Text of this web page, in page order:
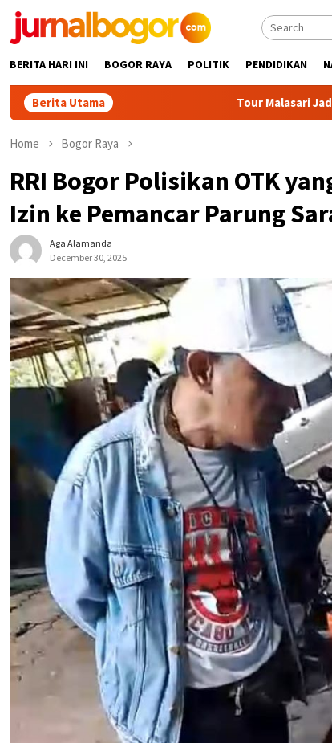
BERITA HARI INI BOGOR RAYA POLITIK PENDIDIKAN
Berita Utama Tour Malasari Jadi Magnet Sport
Home Bogor Raya
RRI Bogor Polisikan OTK
Izin ke Pemancar Parung
Aga Alamanda
December 30, 2025